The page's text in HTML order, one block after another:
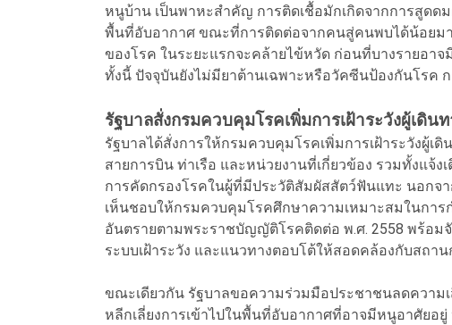
หนูบ้าน เป็นพาหะสำคัญ การติดเชื้อมักเกิดจากการสูดด
พื้นที่อับอากาศ ขณะที่การติดต่อจากคนสู่คนพบได้น้อยม
ของโรค ในระยะแรกจะคล้ายไข้หวัด ก่อนที่บางรายอาจ
ทั้งนี้ ปัจจุบันยังไม่มียาต้านเฉพาะหรือวัคซีนป้องกันโรค
รัฐบาลสั่งกรมควบคุมโรคเพิ่มการเฝ้าระวังผู้เดิน
รัฐบาลได้สั่งการให้กรมควบคุมโรคเพิ่มการเฝ้าระวังผู้เ
สายการบิน ท่าเรือ และหน่วยงานที่เกี่ยวข้อง รวมทั้งแจ้
การคัดกรองโรคในผู้ที่มีประวัติสัมผัสสัตว์ฟันแทะ นอก
เห็นชอบให้กรมควบคุมโรคศึกษาความเหมาะสมในการ
อันตรายตามพระราชบัญญัติโรคติดต่อ พ.ศ. 2558 พร้อม
ระบบเฝ้าระวัง และแนวทางตอบโต้ให้สอดคล้องกับสถา
ขณะเดียวกัน รัฐบาลขอความร่วมมือประชาชนลดความ
หลีกเลี่ยงการเข้าไปในพื้นที่อับอากาศที่อาจมีหนูอาศัยอ